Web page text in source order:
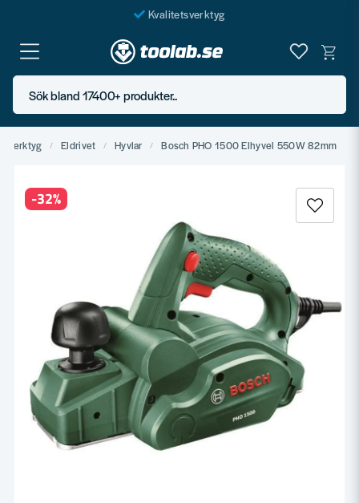
Kvalitetsverktyg
Fraktfritt över 999 SEK*
En järnhandel för alla
Butik i Göteborg
Sök bland 17400+ produkter..
Eldrivet Hyvlar Bosch PHO 1500 Elhyvel 550W 82mm
-32%